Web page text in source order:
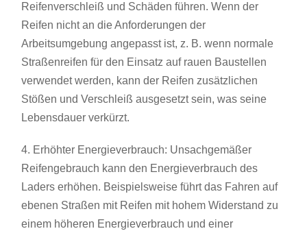
Reifenverschleiß und Schäden führen. Wenn der
Reifen nicht an die Anforderungen der
Arbeitsumgebung angepasst ist, z. B. wenn normale
Straßenreifen für den Einsatz auf rauen Baustellen
verwendet werden, kann der Reifen zusätzlichen
Stößen und Verschleiß ausgesetzt sein, was seine
Lebensdauer verkürzt.
4. Erhöhter Energieverbrauch: Unsachgemäßer
Reifengebrauch kann den Energieverbrauch des
Laders erhöhen. Beispielsweise führt das Fahren auf
ebenen Straßen mit Reifen mit hohem Widerstand zu
einem höheren Energieverbrauch und einer